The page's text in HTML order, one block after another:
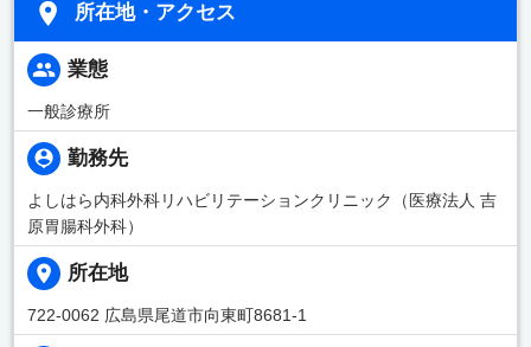
所在地・アクセス
業態
一般診療所
勤務先
よしはら内科外科リハビリテーションクリニック（医療法人 吉
原胃腸科外科）
所在地
722-0062 広島県尾道市向東町8681-1